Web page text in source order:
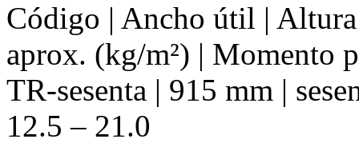
Código | Ancho útil |
aprox. (kg/m²) | Momento
TR-sesenta | 915 mm |
12.5 – 21.0